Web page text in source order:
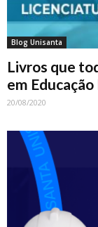
Blog Unisanta
Livros que
em
20/08/2020